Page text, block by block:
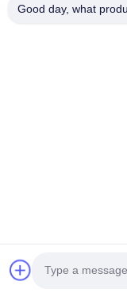
Good day, what